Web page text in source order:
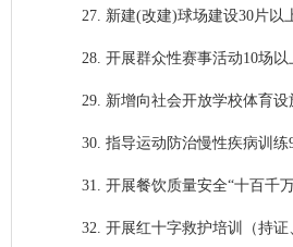
27. 新建(改建)球场建设30片以
28. 开展群众性赛事活动10场
29. 新增向社会开放学校体育设
30. 指导运动防治慢性疾病训
31. 开展餐饮质量安全“十百千万
32. 开展红十字救护培训（持